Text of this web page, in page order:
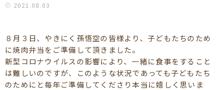
2021.08.03
８月３日、やきにく孫悟空の皆様より、子どもたちのため
に焼肉弁当をご準備して頂きました。
新型コロナウイルスの影響により、一緒に食事をすること
は難しいのですが、このような状況であっても子どもたち
のためにと毎年ご準備してくださり本当に嬉しく思いま